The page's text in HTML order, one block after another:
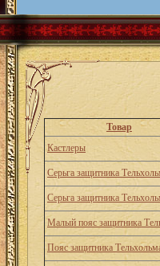
Товар
Кастлеры
Серьга защитника
Серьга защитника
Малый пояс защитника
Пояс защитника